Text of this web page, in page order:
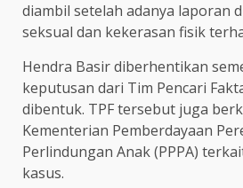
diambil setelah adanya laporan
seksual dan kekerasan fisik
Hendra Basir diberhentikan
keputusan dari Tim Pencari
dibentuk. TPF tersebut juga
Kementerian Pemberdayaan
Perlindungan Anak (PPPA)
kasus.